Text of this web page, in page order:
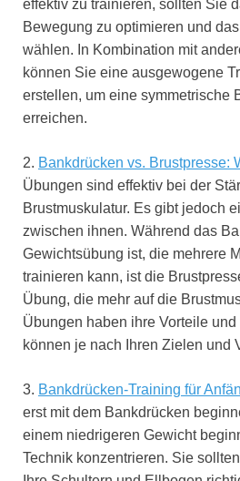
effektiv zu trainieren, sollten Sie
Bewegung zu optimieren und
wählen. In Kombination mit
können Sie eine ausgewogene
erstellen, um eine symmetrische
erreichen.
2. Bankdrücken vs. Brustpresse:
Übungen sind effektiv bei der
Brustmuskulatur. Es gibt jedoch
zwischen ihnen. Während das
Gewichtsübung ist, die mehrere
trainieren kann, ist die
Übung, die mehr auf die
Übungen haben ihre Vorteile
können je nach Ihren Zielen und
3. Bankdrücken-Training für
erst mit dem Bankdrücken
einem niedrigeren Gewicht
Technik konzentrieren. Sie